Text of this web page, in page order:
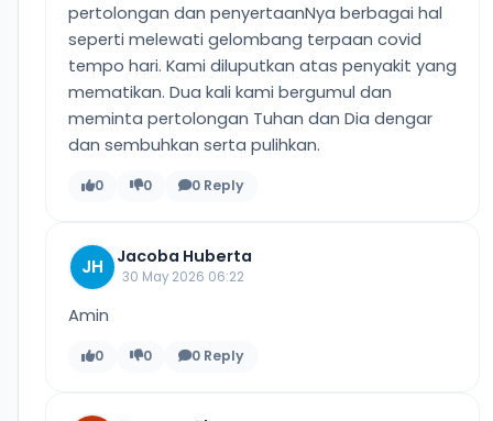
pertolongan dan penyertaanNya berbagai hal
seperti melewati gelombang terpaan covid
tempo hari. Kami diluputkan atas penyakit yang
mematikan. Dua kali kami bergumul dan
meminta pertolongan Tuhan dan Dia dengar
dan sembuhkan serta pulihkan.
0 0 0 Reply
JH Jacoba Huberta
30 May 2026 06:22
Amin
0 0 0 Reply